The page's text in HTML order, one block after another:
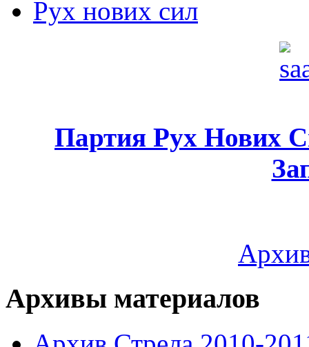
Рух нових сил
Партия Рух Нових
Архивы материалов